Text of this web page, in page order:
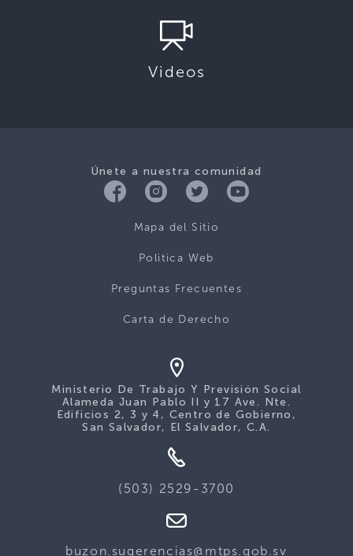
Videos
Únete a nuestra comunidad
Mapa del Sitio
Politica Web
Preguntas Frecuentes
Carta de Derecho
Ministerio De Trabajo Y Previsión Social
Alameda Juan Pablo II y 17 Ave. Nte.
Edificios 2, 3 y 4, Centro de Gobierno,
San Salvador, El Salvador, C.A.
(503) 2529-3700
buzon.sugerencias@mtps.gob.sv